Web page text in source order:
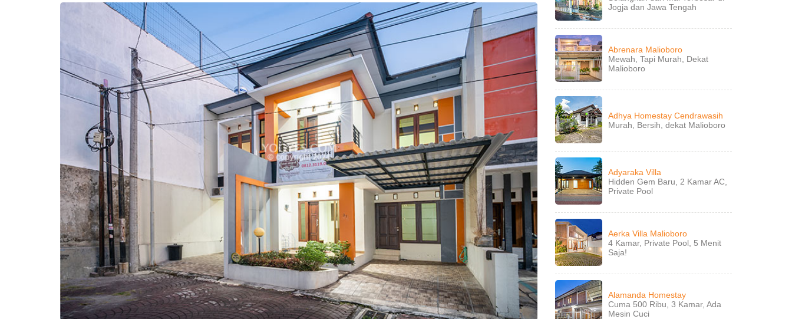
Jogja dan Jawa Tengah
Abrenara Malioboro
Mewah, Tapi Murah, Dekat
Malioboro
Adhya Homestay Cendrawasih
Murah, Bersih, dekat Malioboro
Adyaraka Villa
Hidden Gem Baru, 2 Kamar AC,
Private Pool
Aerka Villa Malioboro
4 Kamar, Private Pool, 5 Menit
Saja!
Alamanda Homestay
Cuma 500 Ribu, 3 Kamar, Ada
Mesin Cuci